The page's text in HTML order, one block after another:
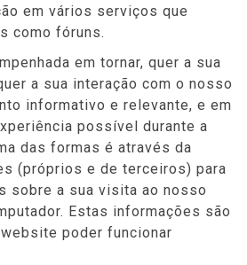
em vários serviços que
como fóruns.
em tornar, quer a sua
a sua interação com o nosso
informativo e relevante, e em
possível durante a
das formas é através da
(próprios e de terceiros) para
sobre a sua visita ao nosso
Estas informações são
poder funcionar